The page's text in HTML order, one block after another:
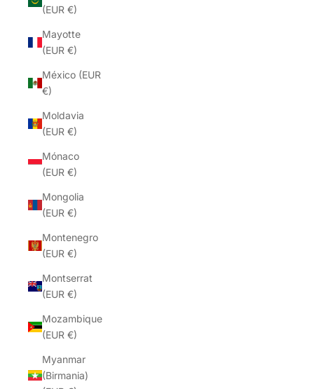
(EUR €)
Mayotte
(EUR €)
México (EUR
€)
Moldavia
(EUR €)
Mónaco
(EUR €)
Mongolia
(EUR €)
Montenegro
(EUR €)
Montserrat
(EUR €)
Mozambique
(EUR €)
Myanmar
(Birmania)